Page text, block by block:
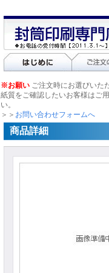
※お願い ご注文時にお選びいた
紙質をご確認したいお客様はご
い。
＞＞ お問い合わせフォームへ
商品詳細